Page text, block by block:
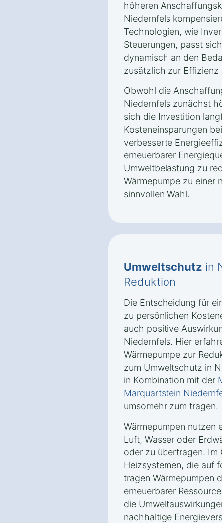
höheren
Niedernfels
Technologien, wie
Steuerungen, passt
dynamisch an den
zusätzlich zur Effizienz
Obwohl die
Niedernfels zunächst
sich die Investition
Kosteneinsparungen
verbesserte
erneuerbarer
Umweltbelastung zu
Wärmepumpe zu einer
sinnvollen Wahl.
Umweltschutz in
Reduktion
Die Entscheidung für
zu persönlichen
auch positive
Niedernfels. Hier
Wärmepumpe zur
zum Umweltschutz in
in Kombination mit der
Marquartstein
umsomehr zum tragen.
Wärmepumpen nutzen
Luft, Wasser oder
oder zu übertragen. Im
Heizsystemen, die auf
tragen Wärmepumpen
erneuerbarer
die
nachhaltige